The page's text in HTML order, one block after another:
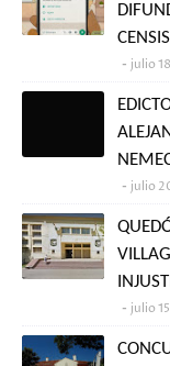
julio
julio
julio